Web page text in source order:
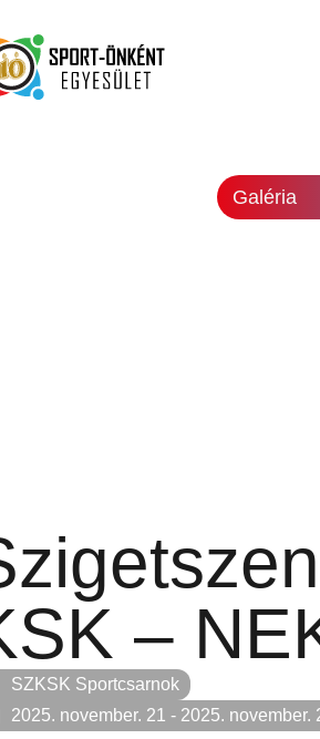
Galéria
–
SZKSK Sportcsarnok
2025. november. 21 - 2025. november.